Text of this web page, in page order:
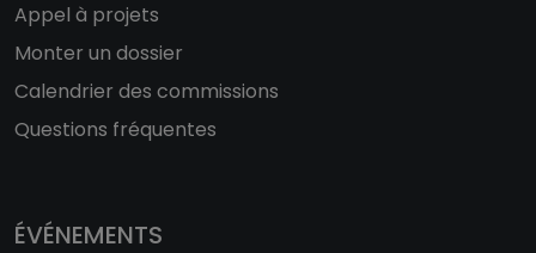
Appel à projets
Monter un dossier
Calendrier des commissions
Questions fréquentes
ÉVÉNEMENTS